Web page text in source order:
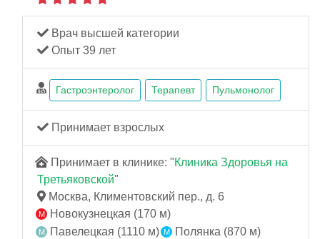
Врач высшей категории
Опыт 39 лет
Гастроэнтеролог Терапевт Пульмонолог
Принимает взрослых
Принимает в клинике: "Клиника Здоровья на
Третьяковской"
Москва, Климентовский пер., д. 6
Новокузнецкая (170 м)
Павелецкая (1110 м)
Полянка (870 м)